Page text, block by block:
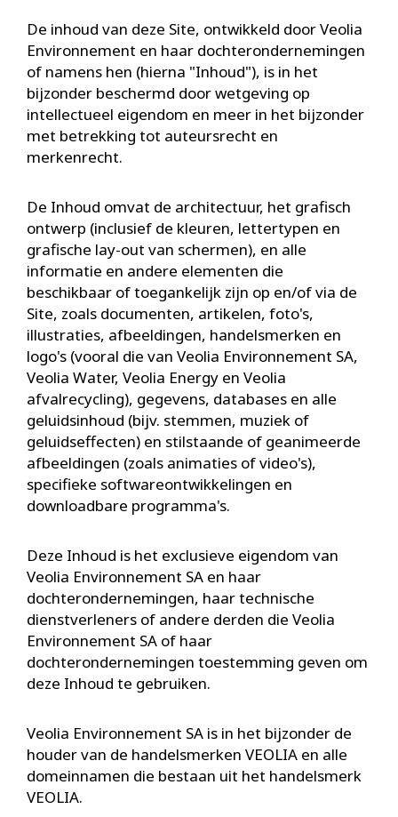
De inhoud van deze Site, ontwikkeld door Veolia
Environnement en haar dochterondernemingen
of namens hen (hierna "Inhoud"), is in het
bijzonder beschermd door wetgeving op
intellectueel eigendom en meer in het bijzonder
met betrekking tot auteursrecht en
merkenrecht.
De Inhoud omvat de architectuur, het grafisch
ontwerp (inclusief de kleuren, lettertypen en
grafische lay-out van schermen), en alle
informatie en andere elementen die
beschikbaar of toegankelijk zijn op en/of via de
Site, zoals documenten, artikelen, foto's,
illustraties, afbeeldingen, handelsmerken en
logo's (vooral die van Veolia Environnement SA,
Veolia Water, Veolia Energy en Veolia
afvalrecycling), gegevens, databases en alle
geluidsinhoud (bijv. stemmen, muziek of
geluidseffecten) en stilstaande of geanimeerde
afbeeldingen (zoals animaties of video's),
specifieke softwareontwikkelingen en
downloadbare programma's.
Deze Inhoud is het exclusieve eigendom van
Veolia Environnement SA en haar
dochterondernemingen, haar technische
dienstverleners of andere derden die Veolia
Environnement SA of haar
dochterondernemingen toestemming geven om
deze Inhoud te gebruiken.
Veolia Environnement SA is in het bijzonder de
houder van de handelsmerken VEOLIA en alle
domeinnamen die bestaan uit het handelsmerk
VEOLIA.